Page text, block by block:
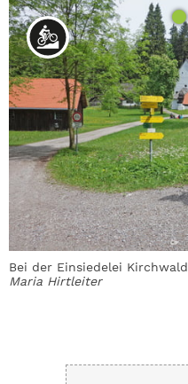
Bei der Einsiedelei Kirchwald
Maria Hirtleiter